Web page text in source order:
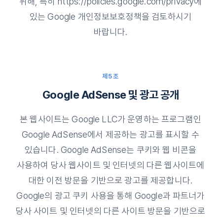
있는 Google 개인정보보호정책을 검토하시기
바랍니다.
제5조
Google AdSense 및 광고 공개
본 웹사이트는 Google LLC가 운영하는 프로그램인
Google AdSense에서 제공하는 광고를 표시할 수
있습니다. Google AdSense는 쿠키와 웹 비콘을
사용하여 당사 웹사이트 및 인터넷의 다른 웹사이트에
대한 이전 방문을 기반으로 광고를 제공합니다.
Google의 광고 쿠키 사용을 통해 Google과 파트너가
당사 사이트 및 인터넷의 다른 사이트 방문을 기반으로